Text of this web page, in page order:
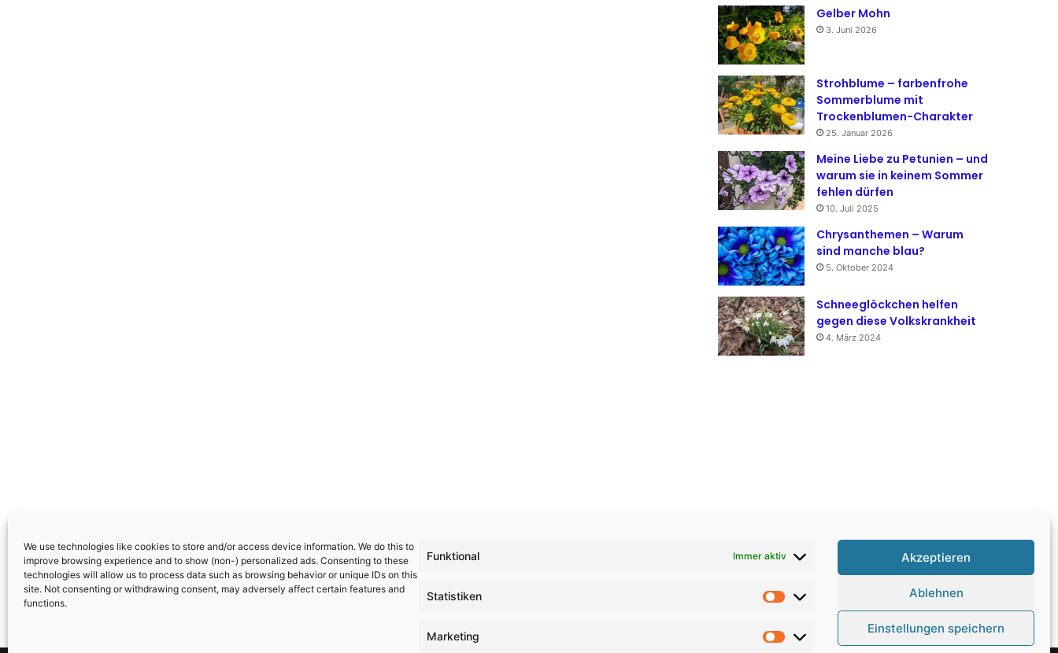
We use technologies like cookies to store and/or access device information. We do this to
improve browsing experience and to show (non-) personalized ads. Consenting to these
technologies will allow us to process data such as browsing behavior or unique IDs on this
site. Not consenting or withdrawing consent, may adversely affect certain features and
functions.
Funktional Immer aktiv
Statistiken
Statistiken
Marketing
Marketing
Akzeptieren
Ablehnen
Einstellungen speichern
Gelber Mohn
3. Juni 2026
Strohblume – farbenfrohe
Sommerblume mit
Trockenblumen-Charakter
25. Januar 2026
Meine Liebe zu Petunien – und
warum sie in keinem Sommer
fehlen dürfen
10. Juli 2025
Chrysanthemen – Warum
sind manche blau?
5. Oktober 2024
Schneeglöckchen helfen
gegen diese Volkskrankheit
4. März 2024